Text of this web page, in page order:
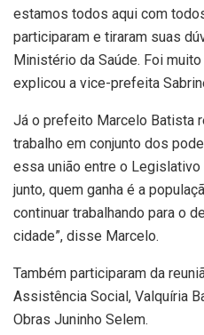
estamos todos aqui com
participaram e tiraram suas
Ministério da Saúde. Foi
explicou a vice-prefeita
Já o prefeito Marcelo Batista
trabalho em conjunto dos
essa união entre o Legislativo
junto, quem ganha é a
continuar trabalhando para o
cidade”, disse Marcelo.
Também participaram da
Assistência Social, Valquíria
Obras Juninho Selem.